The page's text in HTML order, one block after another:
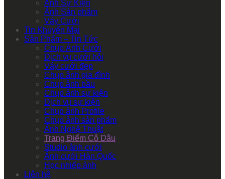
Ảnh Sự Kiện
Ảnh Sản phẩm
Váy Cưới
Tin Khuyến Mại
Sản Phẩm – Tin Tức
Chụp Ảnh Cưới
Dịch vụ cưới hỏi
Váy cưới đẹp
Chụp ảnh gia đình
Chụp ảnh bầu
Chụp ảnh sự kiện
Dịch vụ sự kiện
Chụp ảnh Profile
Chụp ảnh sản phẩm
Ảnh Nghệ Thuật
Trang Điểm Cô Dâu
Studio ảnh cưới
Ảnh cưới Hàn Quốc
Học nhiếp ảnh
Liên hệ